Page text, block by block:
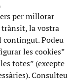
per millorar
trànsit, la vostra
contingut. Podeu
les cookies”
totes” (excepte
Consulteu